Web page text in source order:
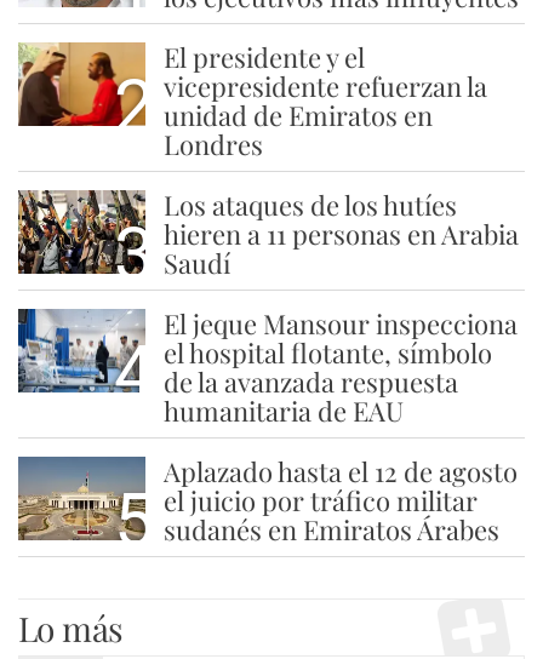
2
El presidente y el
vicepresidente refuerzan la
unidad de Emiratos en
Londres
3
Los ataques de los hutíes
hieren a 11 personas en Arabia
Saudí
4
El jeque Mansour inspecciona
el hospital flotante, símbolo
de la avanzada respuesta
humanitaria de EAU
5
Aplazado hasta el 12 de agosto
el juicio por tráfico militar
sudanés en Emiratos Árabes
Lo más